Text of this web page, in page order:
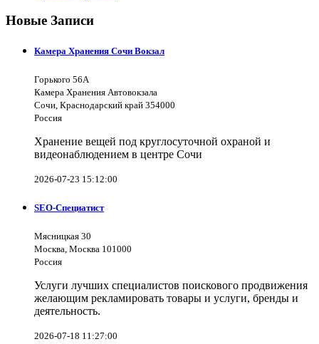
Новые Записи
Камера Хранения Сочи Вокзал
Горького 56А
Камера Хранения Автовокзала
Сочи, Краснодарский край 354000
Россия
Хранение вещей под круглосуточной охраной и
видеонаблюдением в центре Сочи
2026-07-23 15:12:00
SEO-Специатист
Мясницкая 30
Москва, Москва 101000
Россия
Услуги лучших специалистов поискового продвижения
желающим рекламировать товары и услуги, бренды и
деятельность.
2026-07-18 11:27:00